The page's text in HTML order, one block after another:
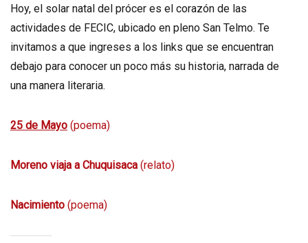
Hoy, el solar natal del prócer es el corazón de las
actividades de FECIC, ubicado en pleno San Telmo. Te
invitamos a que ingreses a los links que se encuentran
debajo para conocer un poco más su historia, narrada de
una manera literaria.
25 de Mayo (poema)
Moreno viaja a Chuquisaca (relato)
Nacimiento (poema)